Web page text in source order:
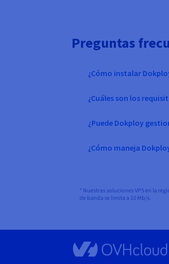
Preguntas
¿Cómo instalar
¿Cuáles son los
¿Puede Dokploy
¿Cómo maneja
* Nuestras soluciones VPS en la
de banda se limita a 10 Mb/s.